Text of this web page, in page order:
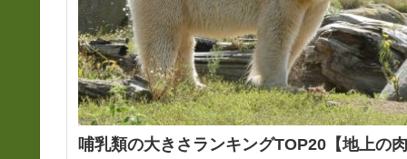
哺乳類の大きさランキングTOP20【地上の肉